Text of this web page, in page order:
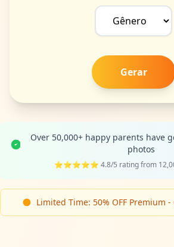
Gerar
Over 50,000+ happy parents have
photos
⭐⭐⭐⭐⭐ 4.8/5 rating from
Limited Time: 50% OFF Premium